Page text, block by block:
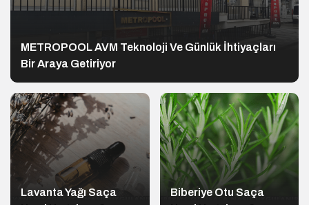
METROPOOL AVM Teknoloji Ve Günlük İhtiyaçları
Bir Araya Getiriyor
Lavanta Yağı Saça
Biberiye Otu Saça